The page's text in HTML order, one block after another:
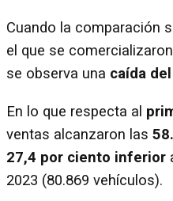
Cuando la comparación
el que se comercializaron
se observa una caída
En lo que respecta al
ventas alcanzaron las
27,4 por ciento inferior
2023 (80.869 vehículos).